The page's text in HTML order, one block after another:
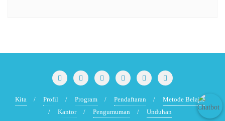
Kita Profil Program Pendaftaran
Metode Belajar
Kantor
Pengumuman Unduhan